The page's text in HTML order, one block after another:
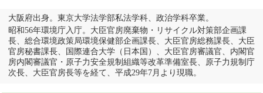
大阪府出身。東京大学法学部私法学科、政治学科卒業。
昭和56年環境庁入庁。大臣官房廃棄物・リサイクル対策部企画課
長、総合環境政策局環境保健部企画課長、大臣官房総務課長、大臣
官房秘書課長、国際連合大学（日本国）、大臣官房審議官、内閣官
房内閣審議官・原子力安全規制組織等改革準備室長、原子力規制庁
次長、大臣官房長等を経て、平成29年7月より現職。